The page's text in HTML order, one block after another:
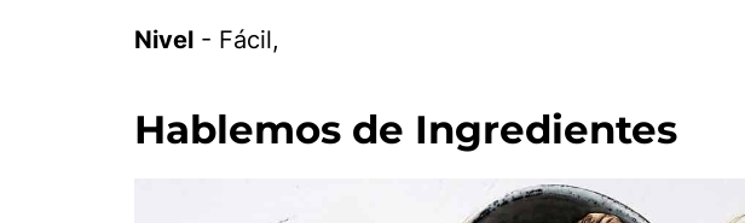
Nivel - Fácil,
Hablemos de Ingredientes